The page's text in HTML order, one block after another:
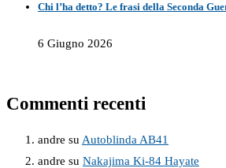
Chi l’ha detto? Le frasi della Seconda
6 Giugno 2026
Commenti recenti
andre su Autoblinda AB41
andre su Nakajima Ki-84 Hayate